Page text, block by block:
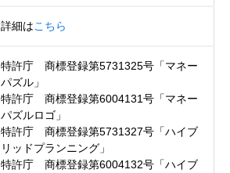
詳細はこちら
特許庁 商標登録第5731325号「マネー
パズル」
特許庁 商標登録第6004131号「マネー
パズルロゴ」
特許庁 商標登録第5731327号「ハイブ
リッドプランニング」
特許庁 商標登録第6004132号「ハイブ